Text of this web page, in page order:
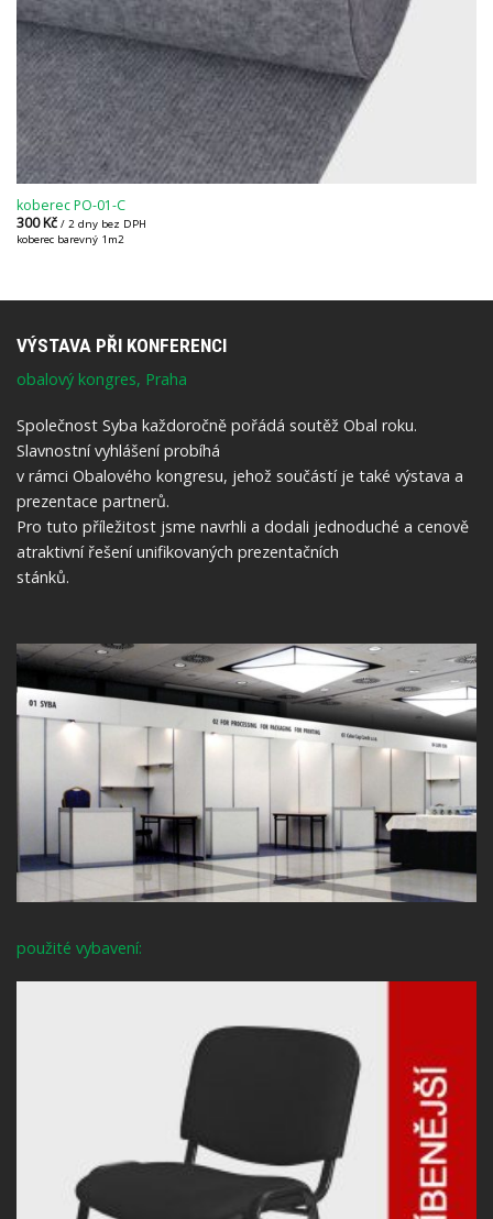
koberec PO-01-C
300Kč / 2 dny bez DPH
koberec barevný 1m2
VÝSTAVA PŘI KONFERENCI
obalový kongres, Praha
Společnost Syba každoročně pořádá soutěž Obal roku.
Slavnostní vyhlášení probíhá
v rámci Obalového kongresu, jehož součástí je také výstava a
prezentace partnerů.
Pro tuto příležitost jsme navrhli a dodali jednoduché a cenově
atraktivní řešení unifikovaných prezentačních
stánků.
použité vybavení: